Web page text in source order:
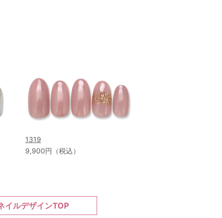
1319
9,900円（税込）
イルデザインTOP